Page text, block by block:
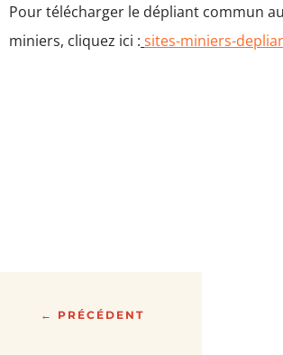
Pour télécharger le dépliant commun
miniers, cliquez ici : sites-miniers-
← PRÉCÉDENT